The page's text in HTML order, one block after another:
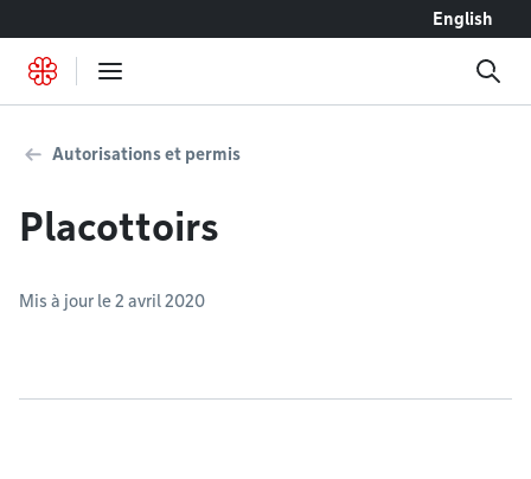
English
Autorisations et permis
Placottoirs
Mis à jour le 2 avril 2020